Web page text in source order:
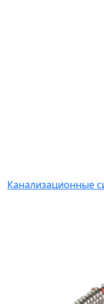
Канализационные